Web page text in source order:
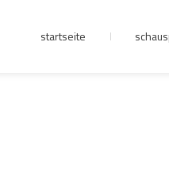
startseite